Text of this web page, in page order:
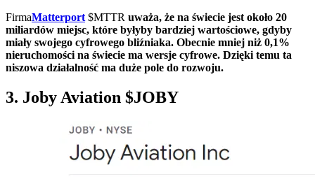
FirmaMatterport $MTTR uważa, że na świecie jest około 20
miliardów miejsc, które byłyby bardziej wartościowe, gdyby
miały swojego cyfrowego bliźniaka. Obecnie mniej niż 0,1%
nieruchomości na świecie ma wersje cyfrowe. Dzięki temu ta
niszowa działalność ma duże pole do rozwoju.
3. Joby Aviation $JOBY